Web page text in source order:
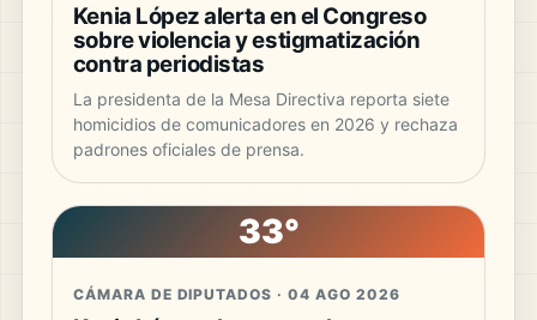
Kenia López alerta en el Congreso
sobre violencia y estigmatización
contra periodistas
La presidenta de la Mesa Directiva reporta siete
homicidios de comunicadores en 2026 y rechaza
padrones oficiales de prensa.
33°
CÁMARA DE DIPUTADOS · 04 AGO 2026